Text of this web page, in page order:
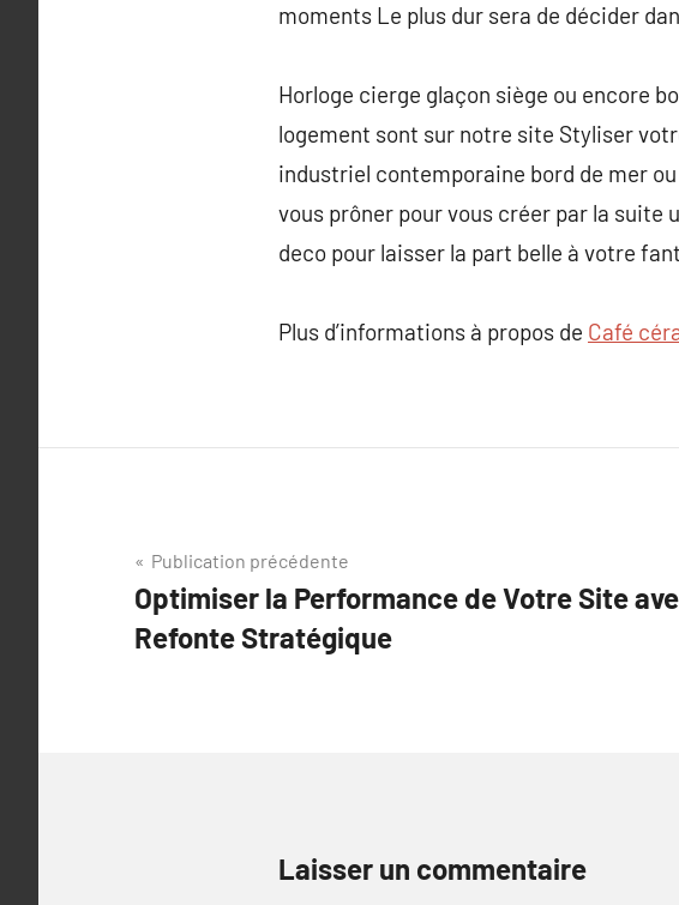
moments Le plus dur sera de décider
Horloge cierge glaçon siège ou encore
logement sont sur notre site Styliser
industriel contemporaine bord de mer
vous prôner pour vous créer par la suite
deco pour laisser la part belle à votre
Plus d’informations à propos de Café
Navigation
de
l’article
Publication précédente
Optimiser la Performance de Votre Site
Refonte Stratégique
Laisser un commentaire